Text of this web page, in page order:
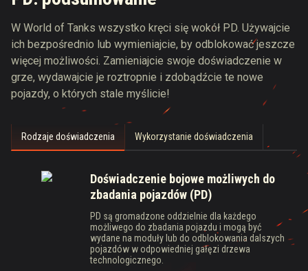
W World of Tanks wszystko kręci się wokół PD. Używajcie
ich bezpośrednio lub wymieniajcie, by odblokować jeszcze
więcej możliwości. Zamieniajcie swoje doświadczenie w
grze, wydawajcie je roztropnie i zdobądźcie te nowe
pojazdy, o których stale myślicie!
Rodzaje doświadczenia Wykorzystanie doświadczenia
Doświadczenie bojowe możliwych do
zbadania pojazdów (PD)
PD są gromadzone oddzielnie dla każdego
możliwego do zbadania pojazdu i mogą być
wydane na moduły lub do odblokowania dalszych
pojazdów w odpowiedniej gałęzi drzewa
technologicznego.